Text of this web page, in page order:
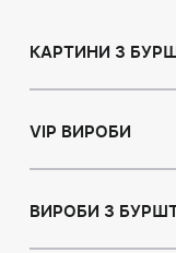
КАРТИНИ З
Іменні ікони
VIP ВИРОБИ
Ікони з пластин
ВИРОБИ З